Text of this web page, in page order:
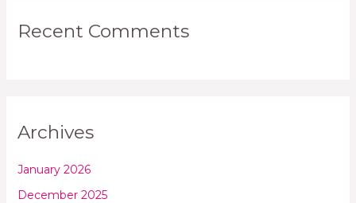
Recent Comments
Archives
January 2026
December 2025